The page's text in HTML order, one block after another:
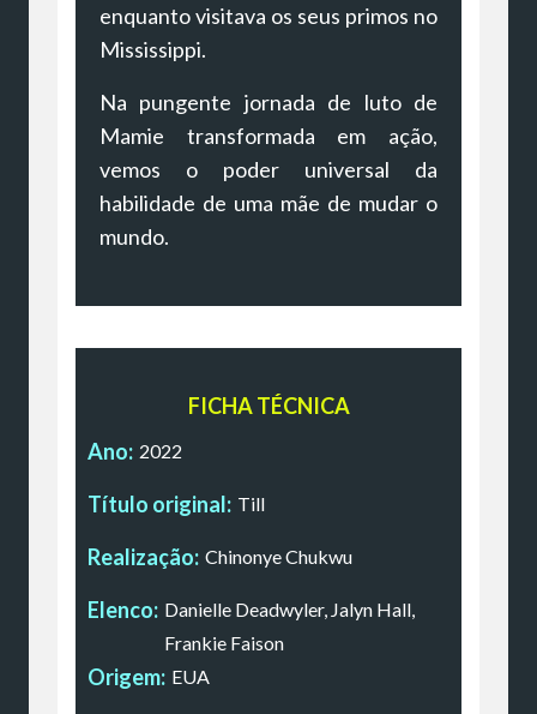
enquanto visitava os seus primos no
Mississippi.
Na pungente jornada de luto de
Mamie transformada em ação,
vemos o poder universal da
habilidade de uma mãe de mudar o
mundo.
FICHA TÉCNICA
Ano: 2022
Título original: Till
Realização: Chinonye Chukwu
Elenco: Danielle Deadwyler, Jalyn Hall,
Frankie Faison
Origem: EUA